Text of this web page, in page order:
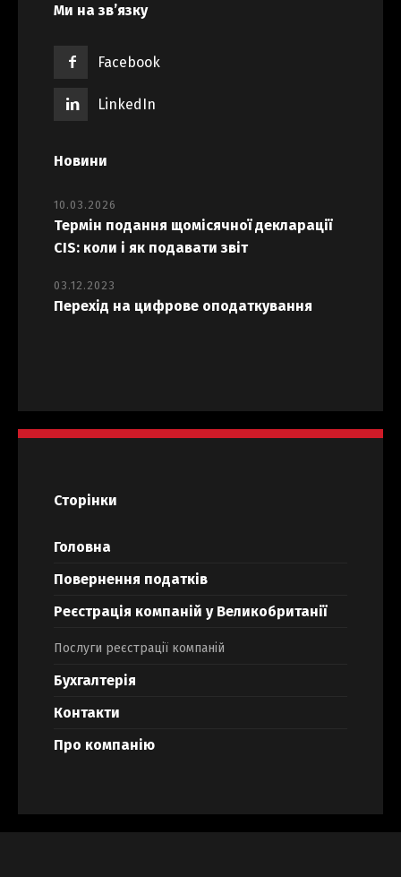
Ми на зв’язку
Facebook
LinkedIn
Новини
10.03.2026
Термін подання щомісячної декларації
CIS: коли і як подавати звіт
03.12.2023
Перехід на цифрове оподаткування
Сторінки
Головна
Повернення податків
Реєстрація компаній у Великобританії
Послуги реєстрації компаній
Бухгалтерія
Контакти
Про компанію